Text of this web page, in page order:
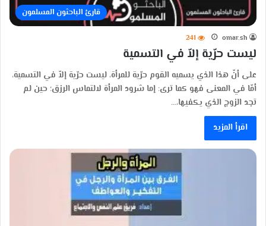
قارئ الباحثون المسلمون
omar.sh
241
ليست حرّية إلاّ في التسمية
على أنّ هذا الذي يسميه القوم حرّية للمرأة، ليست حرّية إلاّ في التسمية،
أمّا في المعنى فهو كما ترى: إما شرود المرأة لالتماس الرزق؛ حين لم
تجد الزوج الذي يكفيها،…
اقرأ المزيد